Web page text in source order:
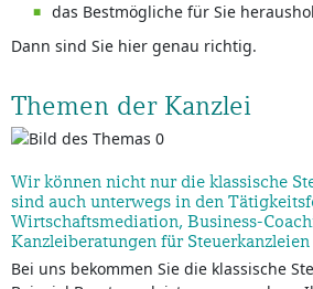
das Bestmögliche für Sie
Dann sind Sie hier genau richtig.
Themen der Kanzlei
Wir können nicht nur die klassische
sind auch unterwegs in den
Wirtschaftsmediation, Business-
Kanzleiberatungen für Steuerkanzleien
Bei uns bekommen Sie die klassische